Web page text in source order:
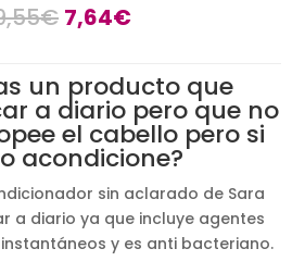
€ 7,64€
un producto que
a diario pero que no
el cabello pero si
acondicione?
sin aclarado de Sara
a diario ya que incluye agentes
y es anti bacteriano.